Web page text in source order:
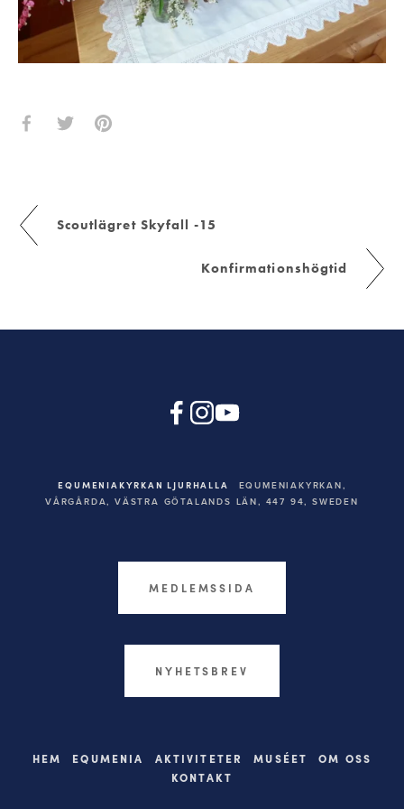
Scoutlägret Skyfall -15
Konfirmationshögtid
EQUMENIAKYRKAN LJURHALLA
EQUMENIAKYRKAN,
VÅRGÅRDA, VÄSTRA GÖTALANDS LÄN, 447 94, SWEDEN
MEDLEMSSIDA
NYHETSBREV
HEM EQUMENIA AKTIVITETER MUSÉET
OM OSS
KONTAKT